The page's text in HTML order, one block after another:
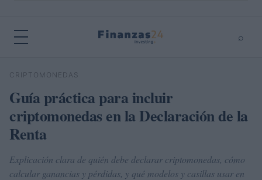
⌕
Buscar
CRIPTOMONEDAS
Guía práctica para incluir
criptomonedas en la Declaración de la
Renta
Explicación clara de quién debe declarar criptomonedas, cómo
calcular ganancias y pérdidas, y qué modelos y casillas usar en